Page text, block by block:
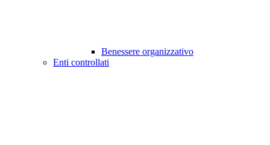
Benessere organizzativo
Enti controllati